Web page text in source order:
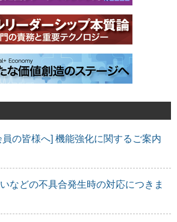
の皆様へ] 機能強化に関するご案内
などの不具合発生時の対応につきま